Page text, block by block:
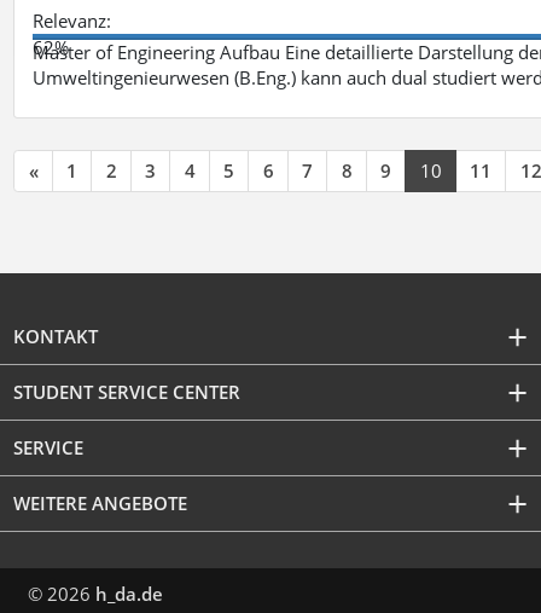
Relevanz:
62%
Master of Engineering Aufbau Eine detaillierte Darstellung
Umweltingenieurwesen (B.Eng.) kann auch dual studiert
« 1 2 3 4 5 6 7 8 9 10 11 12
KONTAKT
STUDENT SERVICE CENTER
SERVICE
WEITERE ANGEBOTE
© 2026 h_da.de